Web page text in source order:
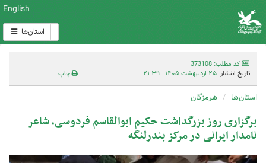
English
استان‌ها
کد مطلب: 373108
تاریخ انتشار: ۲۵ اردیبهشت ۱۴۰۵ - ۲۱:۳۹ چاپ
استان‌ها هرمزگان
برگزاری روز بزرگداشت حکیم ابوالقاسم فردوسی، شاعر
نامدار ایرانی در مرکز بندرلنگه